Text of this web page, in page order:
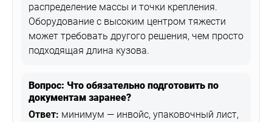
распределение массы и точки крепления.
Оборудование с высоким центром тяжести
может требовать другого решения, чем просто
подходящая длина кузова.
Вопрос: Что обязательно подготовить по
документам заранее?
Ответ: минимум — инвойс, упаковочный лист,